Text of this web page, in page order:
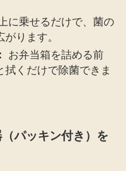
に乗せるだけで、菌の
ります。
お弁当箱を詰める前
くだけで除菌できま
パッキン付き）を